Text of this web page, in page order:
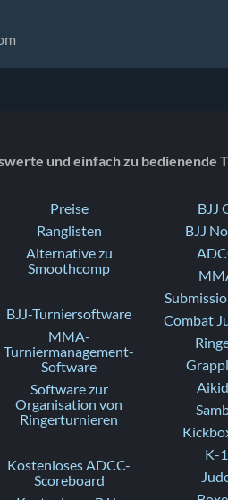
und einfach zu
Preise
Ranglisten
Alternative zu
Smoothcomp
BJJ-Turniersoftware
MMA-
Turniermanagement-
Software
Software zur
Organisation von
Ringerturnieren
Kostenloses ADCC-
Scoreboard
BJJ
BJJ
Combat
K-1